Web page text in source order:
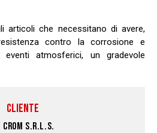
articoli che necessitano di avere,
contro la corrosione e
eventi atmosferici, un gradevole
CLIENTE
CROM S.R.L.S.